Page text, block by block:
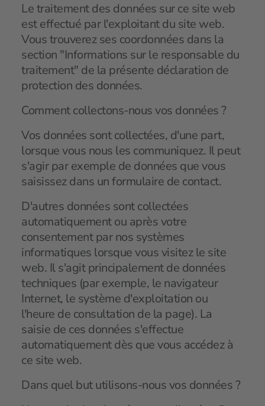
Le traitement des données sur ce site web
est effectué par l'exploitant du site web.
Vous trouverez ses coordonnées dans la
section "Informations sur le responsable du
traitement" de la présente déclaration de
protection des données.
Comment collectons-nous vos données ?
Vos données sont collectées, d'une part,
lorsque vous nous les communiquez. Il peut
s'agir par exemple de données que vous
saisissez dans un formulaire de contact.
D'autres données sont collectées
automatiquement ou après votre
consentement par nos systèmes
informatiques lorsque vous visitez le site
web. Il s'agit principalement de données
techniques (par exemple, le navigateur
Internet, le système d'exploitation ou
l'heure de consultation de la page). La
saisie de ces données s'effectue
automatiquement dès que vous accédez à
ce site web.
Dans quel but utilisons-nous vos données ?